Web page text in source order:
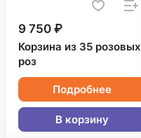
9 750 ₽
Корзина из 35 розовых
роз
Подробнее
В корзину